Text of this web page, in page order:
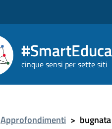
cinque sensi per sette siti
Approfondimenti > bugnata